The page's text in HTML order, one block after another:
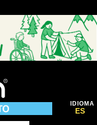
IDIOMA
ES